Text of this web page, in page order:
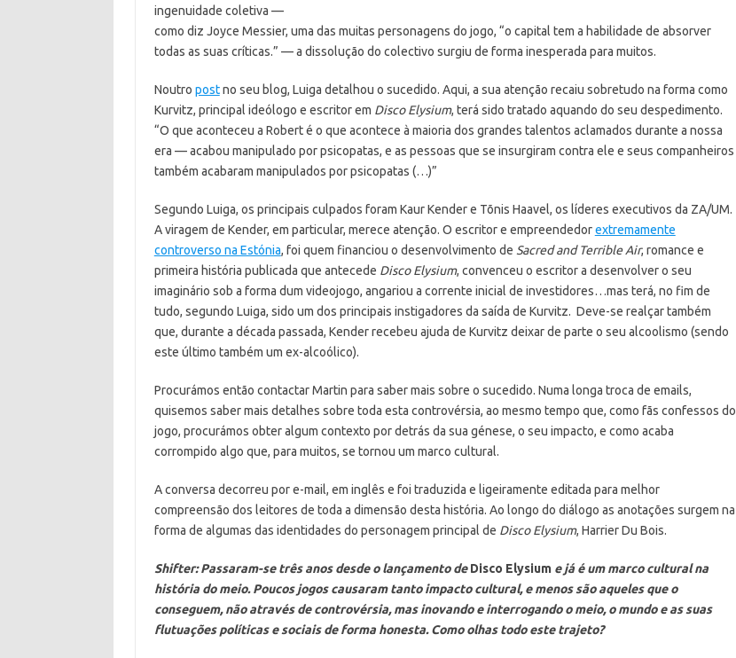
ingenuidade coletiva —
como diz Joyce Messier, uma das muitas personagens do jogo, “o capital tem a habilidade de absorver
todas as suas críticas.” — a dissolução do colectivo surgiu de forma inesperada para muitos.
Noutro postno seu blog, Luiga detalhou o sucedido. Aqui, a sua atenção recaiu sobretudo na forma como
Kurvitz, principal ideólogo e escritor em Disco Elysium, terá sido tratado aquando do seu despedimento.
“O que aconteceu a Robert é o que acontece à maioria dos grandes talentos aclamados durante a nossa
era — acabou manipulado por psicopatas, e as pessoas que se insurgiram contra ele e seus companheiros
também acabaram manipulados por psicopatas (…)”
Segundo Luiga, os principais culpados foram Kaur Kender e Tõnis Haavel, os líderes executivos da ZA/UM.
A viragem de Kender, em particular, merece atenção. O escritor e empreendedorextremamente
controverso na Estónia, foi quem financiou o desenvolvimento de Sacred and Terrible Air, romance e
primeira história publicada que antecede Disco Elysium, convenceu o escritor a desenvolver o seu
imaginário sob a forma dum videojogo, angariou a corrente inicial de investidores…mas terá, no fim de
tudo, segundo Luiga, sido um dos principais instigadores da saída de Kurvitz. Deve-se realçar também
que, durante a década passada, Kender recebeu ajuda de Kurvitz deixar de parte o seu alcoolismo (sendo
este último também um ex-alcoólico).
Procurámos então contactar Martin para saber mais sobre o sucedido. Numa longa troca de emails,
quisemos saber mais detalhes sobre toda esta controvérsia, ao mesmo tempo que, como fãs confessos do
jogo, procurámos obter algum contexto por detrás da sua génese, o seu impacto, e como acaba
corrompido algo que, para muitos, se tornou um marco cultural.
A conversa decorreu por e-mail, em inglês e foi traduzida e ligeiramente editada para melhor
compreensão dos leitores de toda a dimensão desta história. Ao longo do diálogo as anotações surgem na
forma de algumas das identidades do personagem principal de Disco Elysium, Harrier Du Bois.
Shifter: Passaram-se três anos desde o lançamento deDisco Elysiume já é um marco cultural na
história do meio. Poucos jogos causaram tanto impacto cultural, e menos são aqueles que o
conseguem, não através de controvérsia, mas inovando e interrogando o meio, o mundo e as suas
flutuações políticas e sociais de forma honesta. Como olhas todo este trajeto?